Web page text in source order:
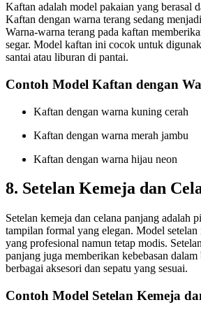
Kaftan adalah model pakaian yang berasal
Kaftan dengan warna terang sedang
Warna-warna terang pada kaftan
segar. Model kaftan ini cocok untuk
santai atau liburan di pantai.
Contoh Model Kaftan dengan
Kaftan dengan warna kuning cerah
Kaftan dengan warna merah jambu
Kaftan dengan warna hijau neon
8. Setelan Kemeja dan
Setelan kemeja dan celana panjang adalah
tampilan formal yang elegan. Model
yang profesional namun tetap modis.
panjang juga memberikan kebebasan dalam
berbagai aksesori dan sepatu yang sesuai.
Contoh Model Setelan Kemeja